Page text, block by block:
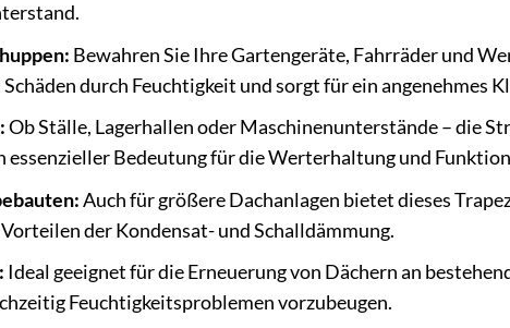
Bewahren Sie Ihre Gartengeräte, Fahrräder und
durch Feuchtigkeit und sorgt für ein angenehmes
Ob Ställe, Lagerhallen oder Maschinenunterstände – die
essenzieller Bedeutung für die Werterhaltung und
Auch für größere Dachanlagen bietet dieses
der Kondensat- und Schalldämmung.
Ideal geeignet für die Erneuerung von Dächern an
Feuchtigkeitsproblemen vorzubeugen.